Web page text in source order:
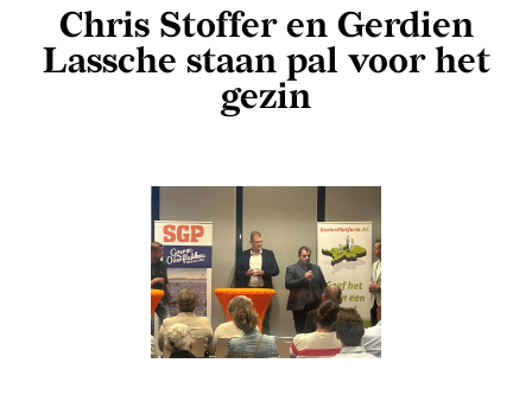
Chris Stoffer en Gerdien
Lassche staan pal voor het
gezin